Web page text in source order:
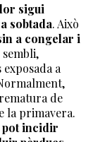
sigui
sobtada. Això
a congelar i
sembli,
a
de
la primavera.
pot incidir